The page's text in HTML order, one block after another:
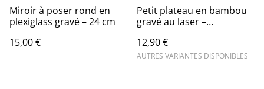
Miroir à poser rond en
plexiglass gravé – 24 cm
15,00 €
Petit plateau en bambou
gravé au laser –
12,90 €
AUTRES VARIANTES DISPONIBLES